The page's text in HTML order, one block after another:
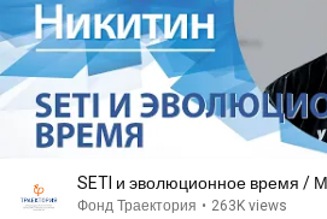
SETI и эволюционное время /
Фонд Траектория • 263K views